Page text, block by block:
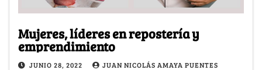
Mujeres, líderes en repostería y
emprendimiento
JUNIO 28, 2022 JUAN NICOLÁS AMAYA PUENTES